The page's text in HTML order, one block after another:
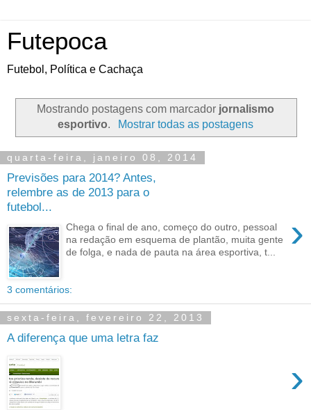
Futepoca
Futebol, Política e Cachaça
Mostrando postagens com marcador jornalismo
esportivo. Mostrar todas as postagens
quarta-feira, janeiro 08, 2014
Previsões para 2014? Antes,
relembre as de 2013 para o
futebol...
›
Chega o final de ano, começo do outro, pessoal
na redação em esquema de plantão, muita gente
de folga, e nada de pauta na área esportiva, t...
3 comentários:
sexta-feira, fevereiro 22, 2013
A diferença que uma letra faz
›